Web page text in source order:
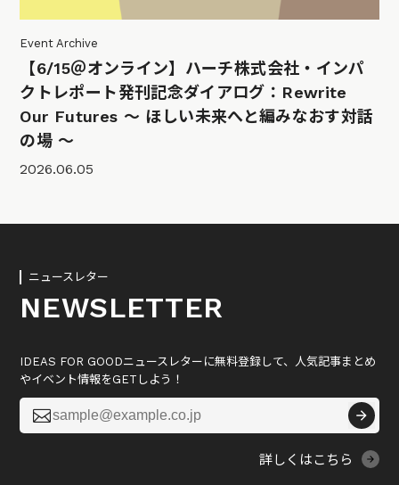
Event Archive
【6/15＠オンライン】ハーチ株式会社・インパ
クトレポート発刊記念ダイアログ：Rewrite
Our Futures 〜 ほしい未来へと編みなおす対話
の場 〜
2026.06.05
ニュースレター
NEWSLETTER
IDEAS FOR GOODニュースレターに無料登録して、人気記事まとめ
やイベント情報をGETしよう！

詳しくはこちら